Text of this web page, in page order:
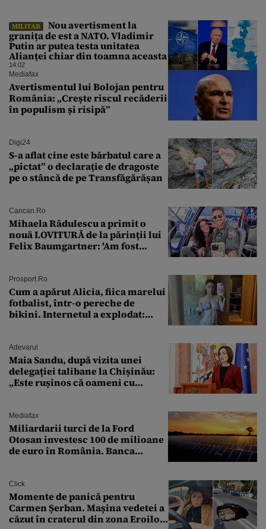
MILITAR
Nou avertisment la
granița de est a NATO. Vladimir
Putin ar putea testa unitatea
Alianței chiar din toamna aceasta
14:02
Mediafax
Avertismentul lui Bolojan pentru
România: „Crește riscul recăderii
în populism și risipă”
Digi24
S-a aflat cine este bărbatul care a
„pictat” o declarație de dragoste
pe o stâncă de pe Transfăgărășan
Cancan.ro
Mihaela Rădulescu a primit o
nouă LOVITURĂ de la părinții lui
Felix Baumgartner: 'Am fost
Prosport.ro
Cum a apărut Alicia, fiica marelui
fotbalist, într-o pereche de
bikini. Internetul a explodat:
Adevarul
Maia Sandu, după vizita unei
delegației talibane la Chișinău:
„Este rușinos că oameni cu
Mediafax
Miliardarii turci de la Ford
Otosan investesc 100 de milioane
de euro în România. Banca
Click
Momente de panică pentru
Carmen Șerban. Mașina vedetei a
căzut în craterul din zona Eroilor: